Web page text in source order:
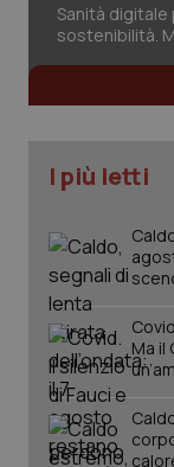
Sanità digitale
sostenibilità.
I più letti
Ma il
session-id